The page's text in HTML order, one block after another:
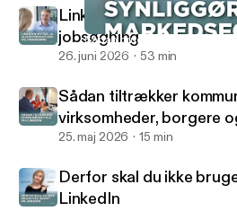
Sådan bruger du LinkedIn til
Social Selling Radio
LinkedIn-myter, AI,
jobsøgning
26. juni 2026 53 min
Sådan tiltrækker
virksomheder, borgere
LinkedIn
25. maj 2026 15 min
Derfor skal du ikke
LinkedIn